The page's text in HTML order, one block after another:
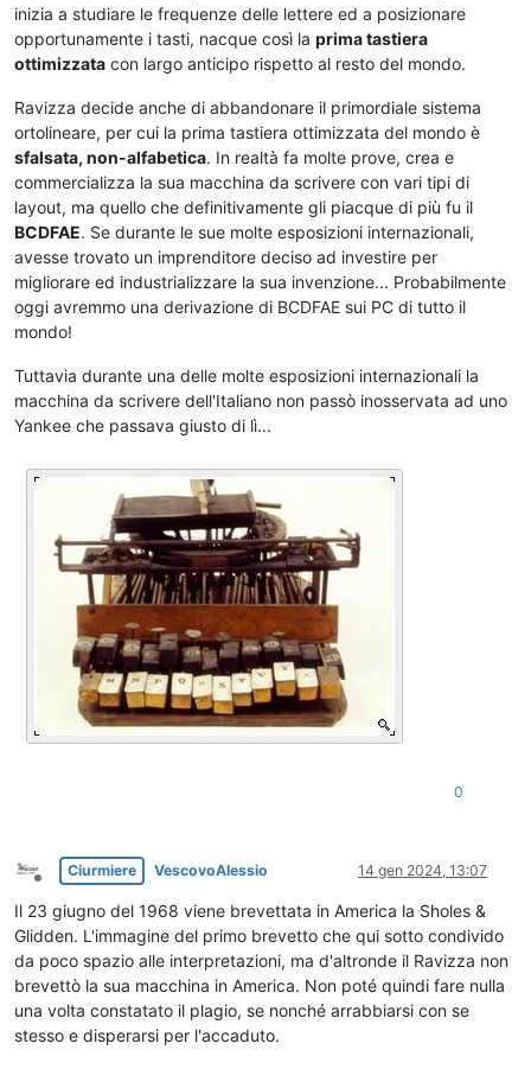
inizia a studiare le frequenze delle lettere ed a posizionare
opportunamente i tasti, nacque così la prima tastiera
ottimizzata con largo anticipo rispetto al resto del mondo.
Ravizza decide anche di abbandonare il primordiale sistema
ortolineare, per cui la prima tastiera ottimizzata del mondo è
sfalsata, non-alfabetica. In realtà fa molte prove, crea e
commercializza la sua macchina da scrivere con vari tipi di
layout, ma quello che definitivamente gli piacque di più fu il
BCDFAE. Se durante le sue molte esposizioni internazionali,
avesse trovato un imprenditore deciso ad investire per
migliorare ed industrializzare la sua invenzione... Probabilmente
oggi avremmo una derivazione di BCDFAE sui PC di tutto il
mondo!
Tuttavia durante una delle molte esposizioni internazionali la
macchina da scrivere dell'Italiano non passò inosservata ad uno
Yankee che passava giusto di lì...
0
Non in linea
Ciurmiere VescovoAlessio 14 gen 2024, 13:07
Il 23 giugno del 1968 viene brevettata in America la Sholes &
Glidden. L'immagine del primo brevetto che qui sotto condivido
da poco spazio alle interpretazioni, ma d'altronde il Ravizza non
brevettò la sua macchina in America. Non poté quindi fare nulla
una volta constatato il plagio, se nonché arrabbiarsi con se
stesso e disperarsi per l'accaduto.